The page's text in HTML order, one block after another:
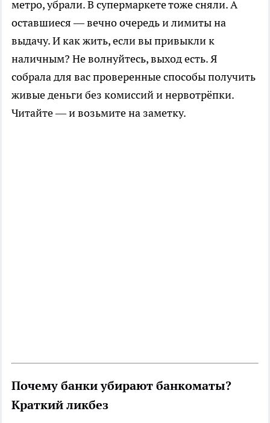
метро, убрали. В супермаркете тоже сняли. А
оставшиеся — вечно очередь и лимиты на
выдачу. И как жить, если вы привыкли к
наличным? Не волнуйтесь, выход есть. Я
собрала для вас проверенные способы получить
живые деньги без комиссий и нервотрёпки.
Читайте — и возьмите на заметку.
Почему банки убирают банкоматы?
Краткий ликбез